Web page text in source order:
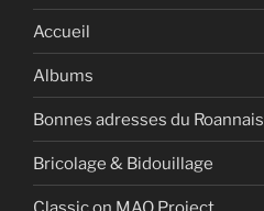
Accueil
Albums
Bonnes adresses du Roannais
Bricolage & Bidouillage